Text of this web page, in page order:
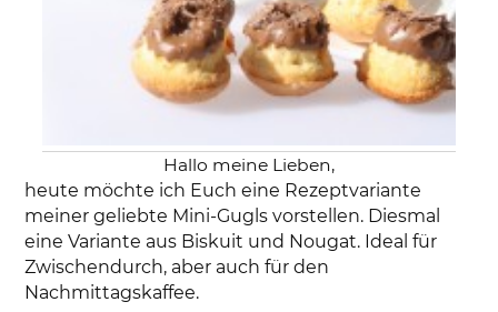
Hallo meine Lieben,
heute möchte ich Euch eine Rezeptvariante
meiner geliebte Mini-Gugls vorstellen. Diesmal
eine Variante aus Biskuit und Nougat. Ideal für
Zwischendurch, aber auch für den
Nachmittagskaffee.